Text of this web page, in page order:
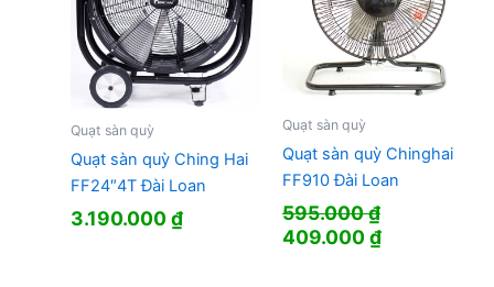
Quạt sàn quỳ
Quạt sàn quỳ Ching Hai
FF24″4T Đài Loan
3.190.000₫
Quạt sàn quỳ
Quạt sàn quỳ Chinghai
FF910 Đài Loan
595.000₫
Giá
409.000₫Giá